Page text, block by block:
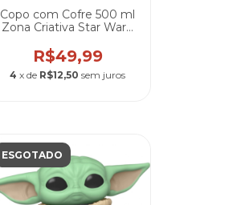
Copo com Cofre 500 ml
Zona Criativa Star Wars:
R$49,99
4 x de R$12,50 sem juros
ESGOTADO